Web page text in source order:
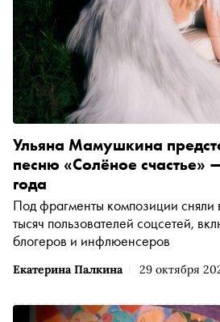
Екатерина Палкина 29 октября
Ульяна Мамушкина
песню «Солёное счастье»
года
Под фрагменты композиции
тысяч пользователей соцсетей,
блогеров и инфлюенсеров